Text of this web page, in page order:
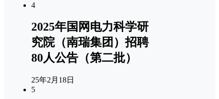
4
2025年国网电力科学研
究院（南瑞集团）招聘
80人公告（第二批）
25年2月18日
5